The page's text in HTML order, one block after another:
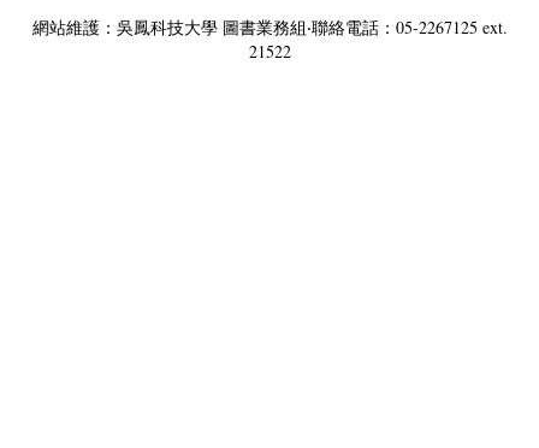
網站維護：吳鳳科技大學 圖書業務組‧聯絡電話：05-2267125 ext.
21522